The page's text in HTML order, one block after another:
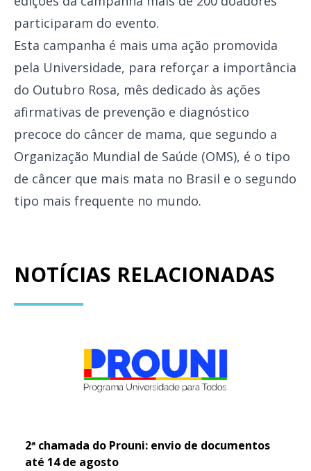
participaram do evento.
Esta campanha é mais uma ação promovida
pela Universidade, para reforçar a importância
do Outubro Rosa, mês dedicado às ações
afirmativas de prevenção e diagnóstico
precoce do câncer de mama, que segundo a
Organização Mundial de Saúde (OMS), é o tipo
de câncer que mais mata no Brasil e o segundo
tipo mais frequente no mundo.
NOTÍCIAS RELACIONADAS
2ª chamada do Prouni: envio de documentos
até 14 de agosto